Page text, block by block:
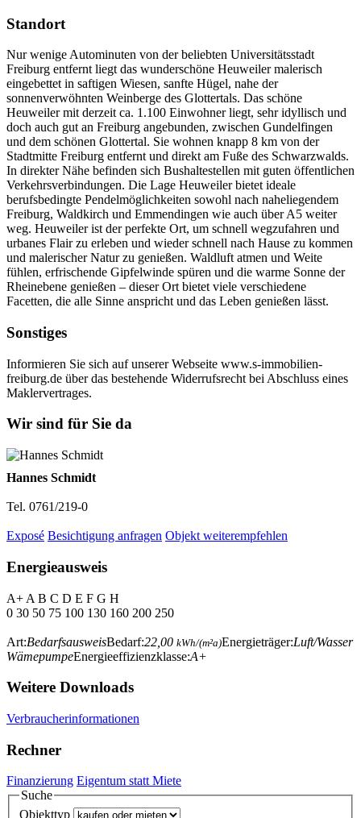
Standort
Nur wenige Autominuten von der beliebten Universitätsstadt
Freiburg entfernt liegt das wunderschöne Heuweiler malerisch
eingebettet in saftigen Wiesen, sanfte Hügel, nahe der
sonnenverwöhnten Weinberge des Glottertals. Das schöne
Heuweiler mit derzeit ca. 1.100 Einwohner liegt, sehr idyllisch und
doch auch gut an Freiburg angebunden, zwischen Gundelfingen
und dem schönen Glottertal. Sie wohnen knapp 8 km von der
Stadtmitte Freiburg entfernt und direkt am Fuße des Schwarzwalds.
In direkter Nähe befinden sich Bushaltestellen mit guten öffentlichen
Verkehrsverbindungen. Die Lage Heuweiler bietet ideale
berufsbedingte Pendelmöglichkeiten sowohl nach naheliegendem
Freiburg, Waldkirch und Emmendingen wie auch über A5 weiter
weg. Heuweiler ist der perfekte Ort, um schnell wegzufahren und
urbanes Flair zu erleben und wieder schnell nach Hause zu kommen
und malerischer Natur zu genießen. Waldluft atmen und Weite
fühlen, erfrischende Gipfelwinde spüren und die warme Sonne der
Rheinebene genießen – dieser Ort bietet viele verschiedene
Facetten, die alle Sinne anspricht und das Leben genießen lässt.
Sonstiges
Informieren Sie sich auf unserer Webseite www.s-immobilien-
freiburg.de über das bestehende Widerrufsrecht bei Abschluss eines
Maklervertrages.
Wir sind für Sie da
Hannes Schmidt
Tel. 0761/219-0
Exposé Besichtigung anfragen Objekt weiterempfehlen
Energieausweis
A+ A B C D E F G H
0 30 50 75 100 130 160 200 250
Art:BedarfsausweisBedarf:22,00 kWh/(m²a)Energieträger:Luft/Wasser
WämepumpeEnergieeffizienzklasse:A+
Weitere Downloads
Verbraucherinformationen
Rechner
Finanzierung Eigentum statt Miete
Suche
Objekttyp